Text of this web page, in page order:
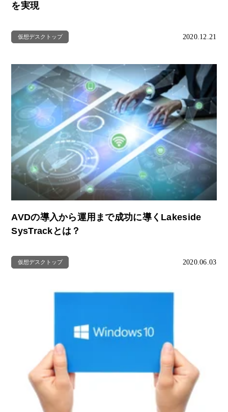
を実現
仮想デスクトップ 2020.12.21
AVDの導入から運用まで成功に導くLakeside
SysTrackとは？
仮想デスクトップ 2020.06.03